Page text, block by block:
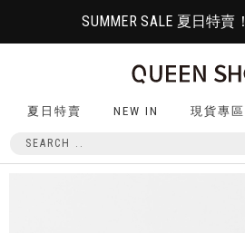
SUMMER SALE 夏日特賣
夏日特賣 NEW IN 現貨專區